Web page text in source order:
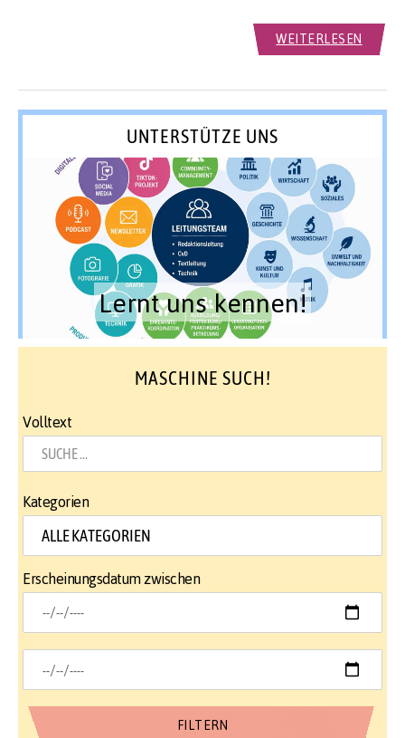
WEITERLESEN
UNTERSTÜTZE UNS
Lernt uns kennen!
MASCHINE SUCH!
Volltext
Kategorien
Erscheinungsdatum zwischen